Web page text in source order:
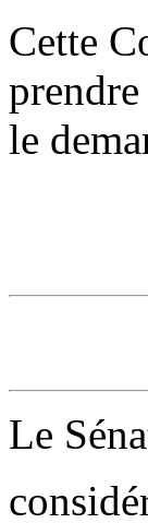
Cette
le
Le